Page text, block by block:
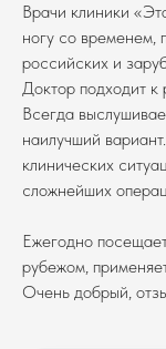
Врачи клиники
ногу со временем,
российских и
Доктор подходит к
Всегда
наилучший
клинических
сложнейших
Ежегодно
рубежом,
Очень добрый,